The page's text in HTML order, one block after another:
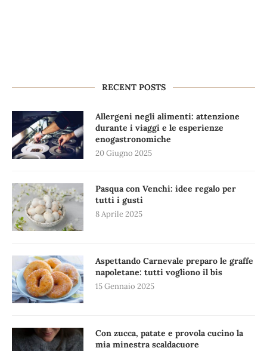
RECENT POSTS
Allergeni negli alimenti: attenzione
durante i viaggi e le esperienze
enogastronomiche
20 Giugno 2025
Pasqua con Venchi: idee regalo per
tutti i gusti
8 Aprile 2025
Aspettando Carnevale preparo le graffe
napoletane: tutti vogliono il bis
15 Gennaio 2025
Con zucca, patate e provola cucino la
mia minestra scaldacuore